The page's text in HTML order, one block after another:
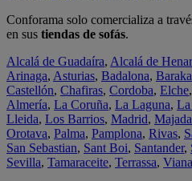
Conforama solo comercializa a
en sus tiendas de sofás.
Alcalá de Guadaíra, Alcalá de
Arinaga, Asturias, Badalona,
Castellón, Chafiras, Cordoba, Elche,
Almería, La Coruña, La Laguna, La
Lleida, Los Barrios, Madrid,
Orotava, Palma, Pamplona, Rivas,
San Sebastian, Sant Boi, Santander,
Sevilla, Tamaraceite, Terrassa, Viana